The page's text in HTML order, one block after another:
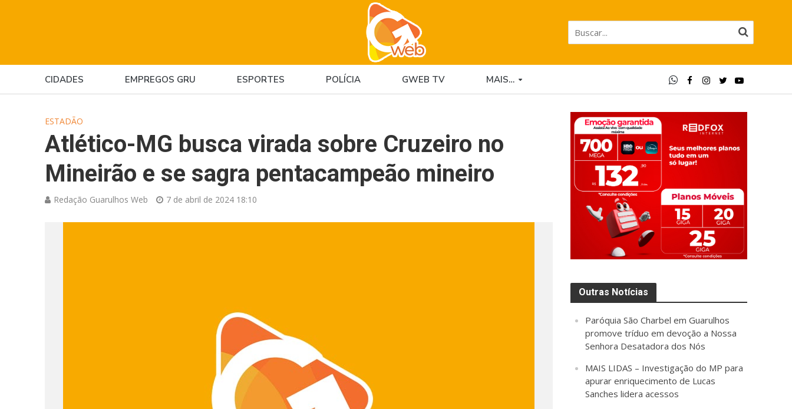
CIDADES EMPREGOS GRU ESPORTES POLÍCIA GWEB TV MAIS…
ESTADÃO
Atlético-MG busca virada sobre Cruzeiro no
Mineirão e se sagra pentacampeão mineiro
Redação Guarulhos Web 7 de abril de 2024 18:10
Outras Notícias
Paróquia São Charbel em Guarulhos
promove tríduo em devoção a Nossa
Senhora Desatadora dos Nós
MAIS LIDAS – Investigação do MP para
apurar enriquecimento de Lucas
Sanches lidera acessos